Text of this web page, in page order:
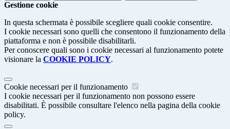
Gestione cookie
In questa schermata è possibile scegliere quali cookie consentire.
I cookie necessari sono quelli che consentono il funzionamento della
piattaforma e non è possibile disabilitarli.
Per conoscere quali sono i cookie necessari al funzionamento potete
visionare la COOKIE POLICY.
Cookie necessari per il funzionamento
I cookie necessari per il funzionamento non possono essere
disabilitati. È possibile consultare l'elenco nella pagina della cookie
policy.